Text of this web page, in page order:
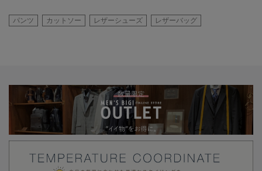
パンツ カットソー レザーシューズ レザーバッグ